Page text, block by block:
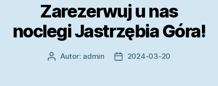
Zarezerwuj u nas
noclegi Jastrzębia Góra!
AutorAutor: admin
Data2024-03-20